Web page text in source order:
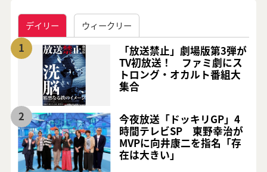
デイリー ウィークリー
1
「放送禁止」劇場版第3弾が
TV初放送！ ファミ劇にス
トロング・オカルト番組大
集合
2
今夜放送「ドッキリGP」4
時間テレビSP 東野幸治が
MVPに向井康二を指名「存
在は大きい」